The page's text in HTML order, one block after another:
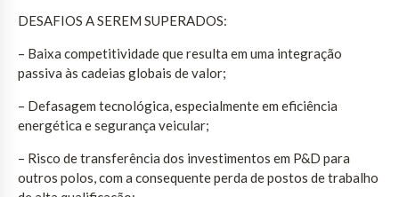
DESAFIOS A SEREM SUPERADOS:
– Baixa competitividade que resulta em uma integração
passiva às cadeias globais de valor;
– Defasagem tecnológica, especialmente em eficiência
energética e segurança veicular;
– Risco de transferência dos investimentos em P&D para
outros polos, com a consequente perda de postos de trabalho